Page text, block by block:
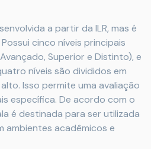
a partir da ILR, mas é
cinco níveis principais
Superior e Distinto), e
níveis são divididos em
Isso permite uma avaliação
específica. De acordo com o
é destinada para ser utilizada
ambientes acadêmicos e